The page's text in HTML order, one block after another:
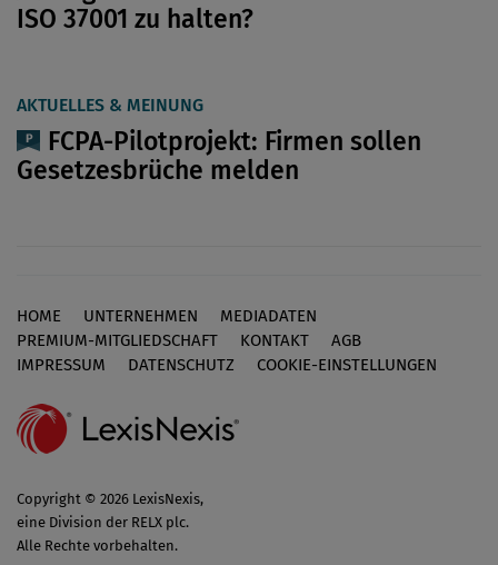
ISO 37001 zu halten?
AKTUELLES & MEINUNG
FCPA-Pilotprojekt: Firmen sollen
Gesetzesbrüche melden
Footer
HOME UNTERNEHMEN
MEDIADATEN
PREMIUM-MITGLIEDSCHAFT
KONTAKT
AGB
IMPRESSUM
DATENSCHUTZ COOKIE-EINSTELLUNGEN
Copyright © 2026 LexisNexis,
eine Division der RELX plc.
Alle Rechte vorbehalten.